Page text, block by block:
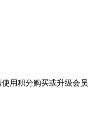
用积分购买或升级会员